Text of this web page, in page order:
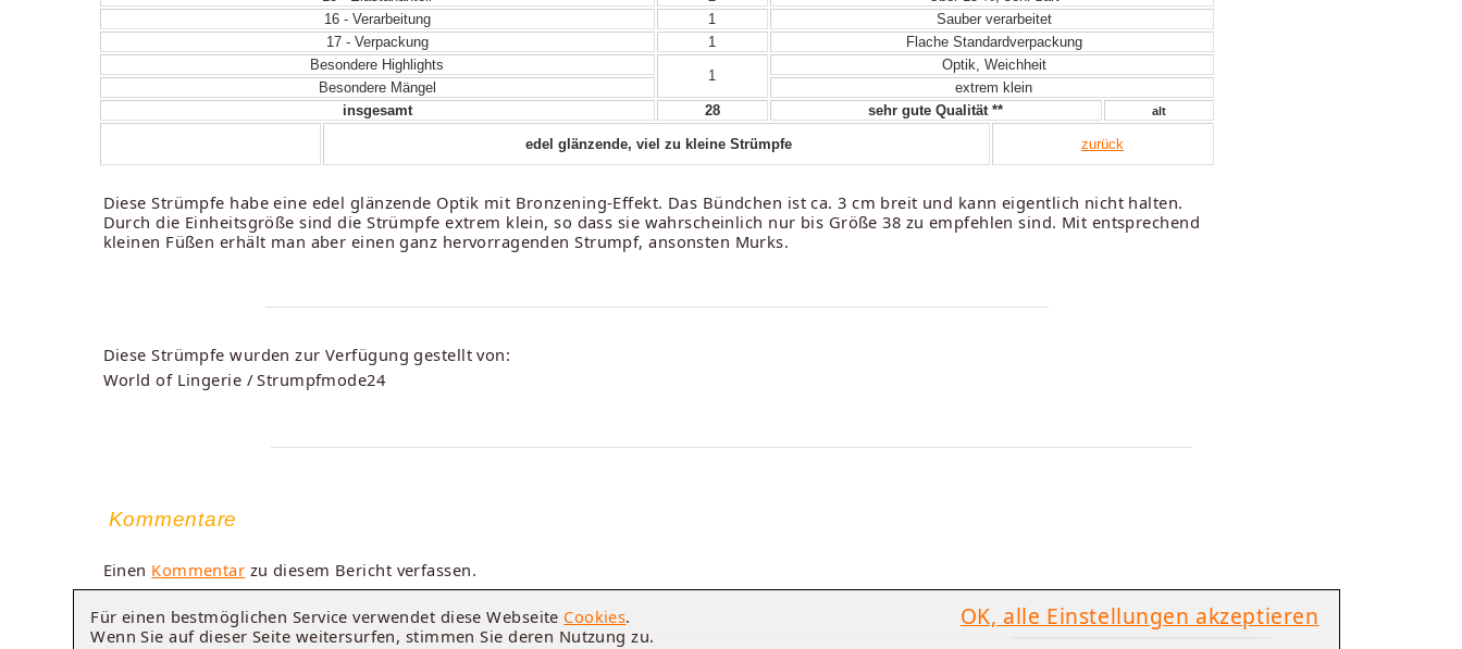
16 - Verarbeitung
1
Sauber verarbeitet
17 - Verpackung
1
Flache Standardverpackung
Besondere Highlights
1
Optik, Weichheit
Besondere Mängel
extrem klein
insgesamt
28 sehr gute Qualität ** alt
edel glänzende, viel zu kleine Strümpfe zurück
Diese Strümpfe habe eine edel glänzende Optik mit Bronzening-Effekt. Das Bündchen ist ca. 3 cm breit und kann eigentlich nicht halten.
Durch die Einheitsgröße sind die Strümpfe extrem klein, so dass sie wahrscheinlich nur bis Größe 38 zu empfehlen sind. Mit entsprechend
kleinen Füßen erhält man aber einen ganz hervorragenden Strumpf, ansonsten Murks.
Diese Strümpfe wurden zur Verfügung gestellt von:
World of Lingerie / Strumpfmode24
Kommentare
Einen Kommentar zu diesem Bericht verfassen.
Für einen bestmöglichen Service verwendet diese Webseite Cookies.
Wenn Sie auf dieser Seite weitersurfen, stimmen Sie deren Nutzung zu.
OK, alle Einstellungen akzeptieren